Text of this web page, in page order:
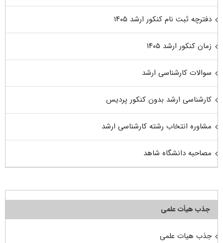
دفترچه ثبت نام کنکور ارشد ۱۴۰۵
زمان کنکور ارشد ۱۴۰۵
سوالات کارشناسی ارشد
کارشناسی ارشد بدون کنکور پردیس
مشاوره انتخاب رشته کارشناسی ارشد
مصاحبه دانشگاه شاهد
جذب هیأت علمی
جذب هیات علمی